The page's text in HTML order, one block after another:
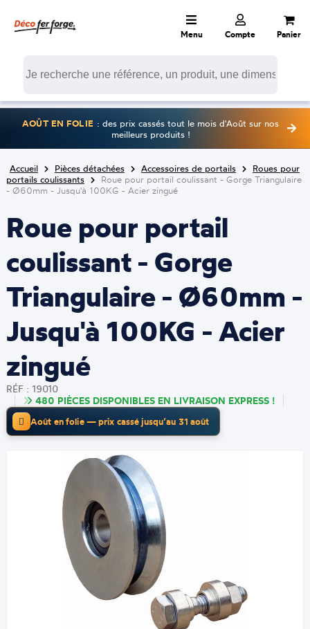
Menu Compte Panier
AOÛT EN FOLIE : des prix cassés tout le mois d'Août sur nos
meilleurs produits !
Accueil Pièces détachées Accessoires de portails
Roues pour
portails coulissants
Roue pour portail coulissant - Gorge Triangulaire
- Ø60mm - Jusqu'à 100KG - Acier zingué
Roue pour portail
coulissant - Gorge
Triangulaire - Ø60mm -
Jusqu'à 100KG - Acier
zingué
RÉF : 19010
480 PIÈCES DISPONIBLES EN LIVRAISON EXPRESS !
Août en folie — prix cassé jusqu’au 31 août